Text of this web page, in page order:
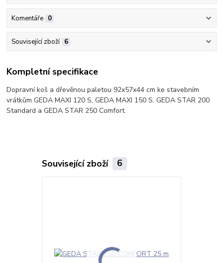
Komentáře 0
Související zboží 6
Kompletní specifikace
Dopravní koš a dřevěnou paletou 92x57x44 cm ke stavebním
vrátkům GEDA MAXI 120 S, GEDA MAXI 150 S, GEDA STAR 200
Standard a GEDA STAR 250 Comfort.
Související zboží 6